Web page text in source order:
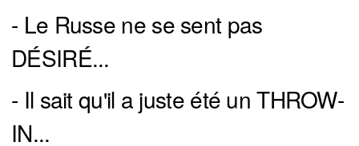
- Le Russe ne se sent pas
DÉSIRÉ...
- Il sait qu'il a juste été un THROW-
IN...